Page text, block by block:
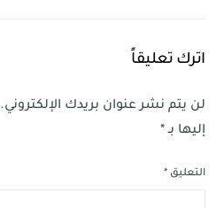
اترك تعليقاً
لن يتم نشر عنوان بريدك الإلكتروني.
إليها بـ*
التعليق*